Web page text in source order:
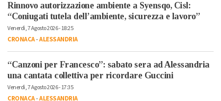
Rinnovo autorizzazione ambiente a Syensqo, Cisl:
“Coniugati tutela dell’ambiente, sicurezza e lavoro”
Venerdì, 7 Agosto 2026 - 18:25
CRONACA-ALESSANDRIA
“Canzoni per Francesco”: sabato sera ad Alessandria
una cantata collettiva per ricordare Guccini
Venerdì, 7 Agosto 2026 - 17:35
CRONACA-ALESSANDRIA